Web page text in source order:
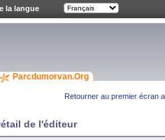
Parcdumorvan.Org
Retourner au premier écran
de l'éditeur
la langue